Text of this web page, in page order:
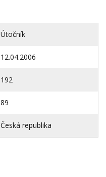
Útočník
12.04.2006
192
89
Česká republika